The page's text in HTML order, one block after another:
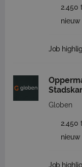
2.450
nieuw
Job
Globen
2.450
nieuw
Job